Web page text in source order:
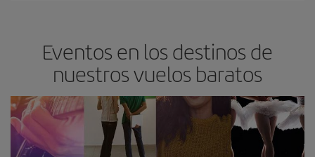
Eventos en los destinos de
nuestros vuelos baratos